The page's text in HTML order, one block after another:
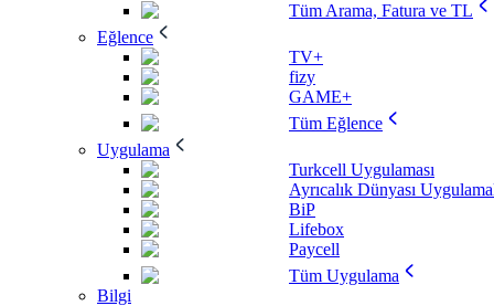
Tüm Arama, Fatura ve TL
Eğlence
TV+
fizy
GAME+
Tüm Eğlence
Uygulama
Turkcell Uygulaması
Ayrıcalık Dünyası
BiP
Lifebox
Paycell
Tüm Uygulama
Bilgi